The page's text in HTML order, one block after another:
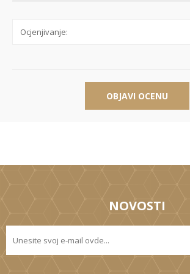
Ocjenjivanje:
OBJAVI OCENU
NOVOSTI